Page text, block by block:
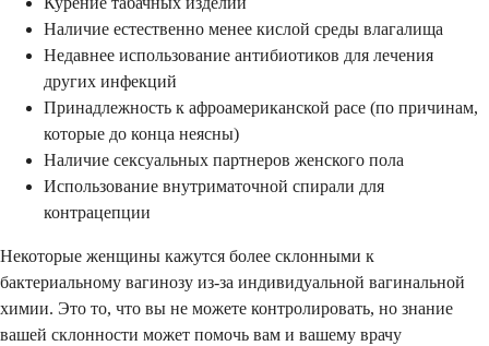
Наличие естественно менее кислой среды влагалища
Недавнее использование антибиотиков для лечения
других инфекций
Принадлежность к афроамериканской расе (по причинам,
которые до конца неясны)
Наличие сексуальных партнеров женского пола
Использование внутриматочной спирали для
контрацепции
Некоторые женщины кажутся более склонными к
бактериальному вагинозу из-за индивидуальной вагинальной
химии. Это то, что вы не можете контролировать, но знание
вашей склонности может помочь вам и вашему врачу